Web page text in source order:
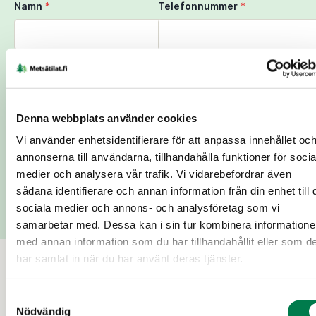
Denna webbplats använder cookies
Vi använder enhetsidentifierare för att anpassa innehållet och
annonserna till användarna, tillhandahålla funktioner för
medier och analysera vår trafik. Vi vidarebefordrar även
sådana identifierare och annan information från din enhet till
sociala medier och annons- och analysföretag som vi
samarbetar med. Dessa kan i sin tur kombinera
med annan information som du har tillhandahållit eller som
har samlat in när du har använt deras tjänster.
Nödvändig
Namn * Telefonnummer *
E-postadress
Skicka
Till salu